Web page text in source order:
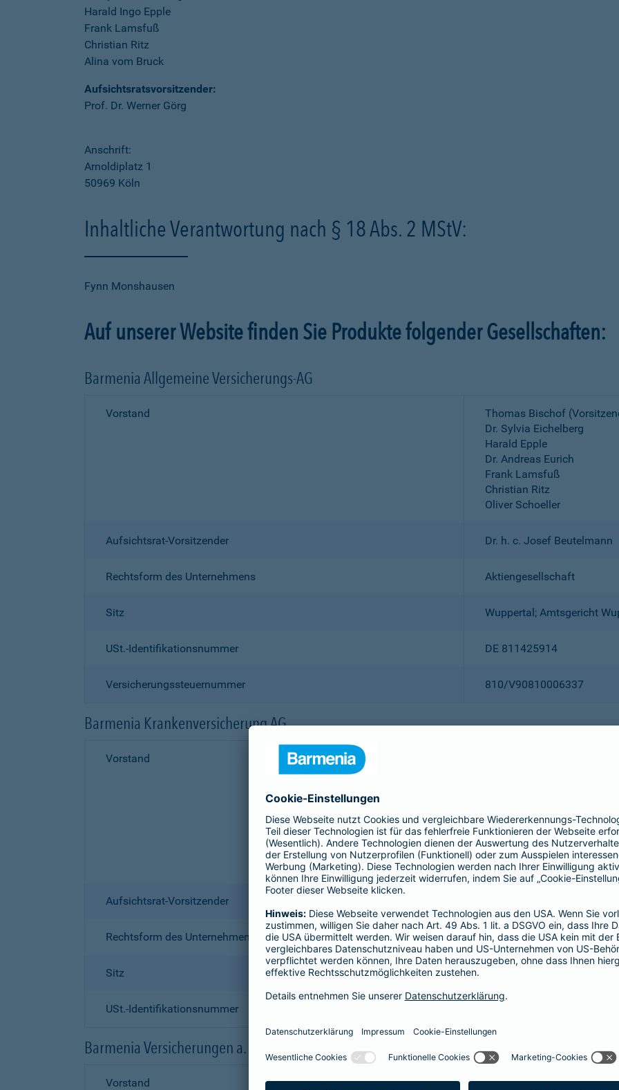
Harald Ingo Epple
Frank Lamsfuß
Christian Ritz
Alina vom Bruck
Aufsichtsratsvorsitzender:
Prof. Dr. Werner Görg
Anschrift:
Arnoldiplatz 1
50969 Köln
Inhaltliche Verantwortung nach § 18 Abs. 2 MStV:
Fynn Monshausen
Auf unserer Website finden Sie Produkte folgender Gesellschaften:
Barmenia Allgemeine Versicherungs-AG
Vorstand
Thomas Bischof
Dr. Sylvia Eichelberg
Harald Epple
Dr. Andreas Eurich
Frank Lamsfuß
Christian Ritz
Oliver Schoeller
Aufsichtsrat-Vorsitzender Dr. h. c. Josef Beutelmann
Rechtsform des Unternehmens Aktiengesellschaft
Sitz Wuppertal; Amtsgericht
USt.-Identifikationsnummer DE 811425914
Versicherungssteuernummer 810/V90810006337
Barmenia Krankenversicherung AG
Vorstand
Dr. Andreas Eurich
Frank Lamsfuß
Oliver Schoeller
Alina vom Bruck
Aufsichtsrat-Vorsitzender
Rechtsform des Unternehmens Aktiengesellschaft
Sitz
USt.-Identifikationsnummer
Barmenia Versicherungen a. G.
Vorstand
Dr. Andreas Eurich, Oliver